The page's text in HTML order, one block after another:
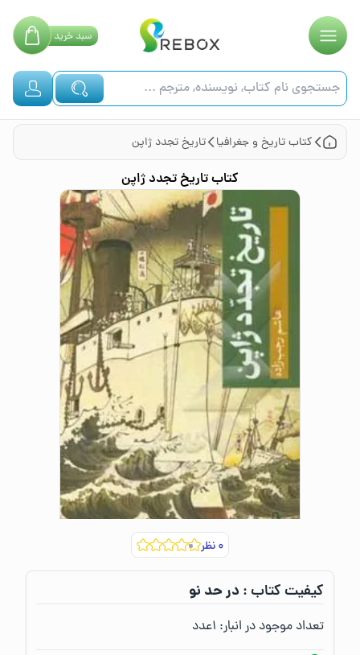
سبدخرید
کتابتاریخ و جغرافیا تاریخ تجدد ژاپن
کتابتاریخ تجدد ژاپن
۰نظر
کیفیت کتاب :‌در حد نو
تعداد موجود در انبار:‌ ۱عدد